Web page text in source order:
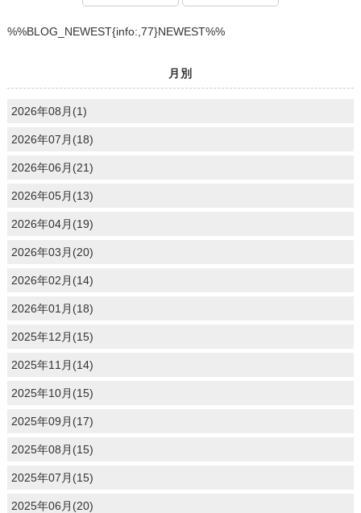
%%BLOG_NEWEST{info:,77}NEWEST%%
月別
2026年08月(1)
2026年07月(18)
2026年06月(21)
2026年05月(13)
2026年04月(19)
2026年03月(20)
2026年02月(14)
2026年01月(18)
2025年12月(15)
2025年11月(14)
2025年10月(15)
2025年09月(17)
2025年08月(15)
2025年07月(15)
2025年06月(20)